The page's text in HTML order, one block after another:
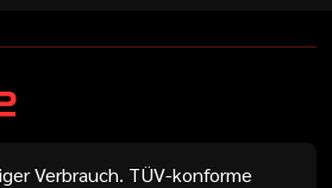
Verbrauch. TÜV-konforme